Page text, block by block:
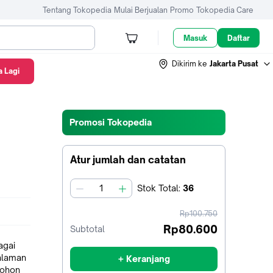
Tentang Tokopedia Mulai Berjualan Promo Tokopedia Care
Masuk Daftar
Dikirim ke Jakarta Pusat
Promosi Tokopedia
Atur jumlah dan catatan
jumlah Stok Total: 36
harga
sebelum
Rp100.750
Subtotal Rp80.600
+ Keranjang
Lagi